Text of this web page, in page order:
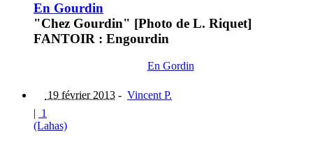
En Gourdin
"Chez Gourdin" [Photo de L. Riquet]
FANTOIR : Engourdin
En Gordin
19 février 2013 - Vincent P.
| 1
(Lahas)